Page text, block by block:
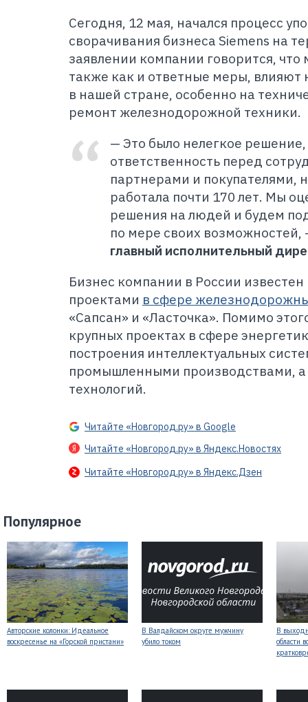
Сегодня, 12 мая, начался процесс
сворачивания бизнеса Siemens на
заявлении компании говорится,
также как и ответные меры, влияют
в нашей стране, особенно на
ремонт железнодорожной техники.
— Это было нелегкое
ответственность перед
партнерами и покупателями,
работала почти 170 лет. Мы
решения на людей и будем
по мере своих возможностей,
главный исполнительный
Бизнес компании в России
проектами в сфере
«Сапсан» и «Ласточка». Помимо
крупных проектах в сфере
построения интеллектуальных
промышленными производствами,
технологий.
Читайте «Новгород.ру» в Google
Читайте «Новгород.ру» в Яндекс.Новостях
Читайте «Новгород.ру» в Яндекс.Дзен
Популярное
Авторские колонки: Идеальное
воскресенье на «Горской пристани»
В Валдайском округе мужчину
убило током
В
области